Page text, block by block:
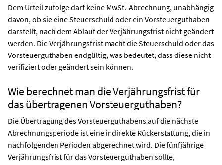
Dem Urteil zufolge darf keine MwSt.-Abrechnung, unabhängig
davon, ob sie eine Steuerschuld oder ein Vorsteuerguthaben
darstellt, nach dem Ablauf der Verjährungsfrist nicht geändert
werden. Die Verjährungsfrist macht die Steuerschuld oder das
Vorsteuerguthaben endgültig, was bedeutet, dass diese nicht
verifiziert oder geändert sein können.
Wie berechnet man die Verjährungsfrist für
das übertragenen Vorsteuerguthaben?
Die Übertragung des Vorsteuerguthabens auf die nächste
Abrechnungsperiode ist eine indirekte Rückerstattung, die in
nachfolgenden Perioden abgerechnet wird. Die fünfjährige
Verjährungsfrist für das Vorsteuerguthaben sollte,